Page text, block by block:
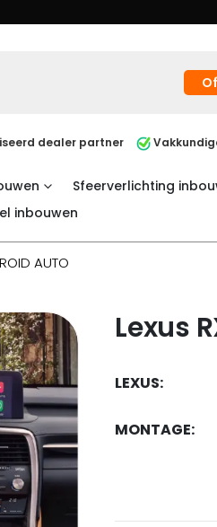
dealer partner
Sfeerverlichting
inbouwen
AUTO
Lexus
LEXUS
MONTAGE